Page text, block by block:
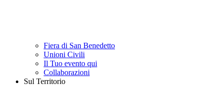
Fiera di San Benedetto
Unioni Civili
Il Tuo evento qui
Collaborazioni
Sul Territorio